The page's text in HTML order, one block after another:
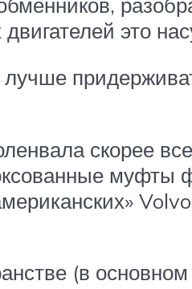
это
лучше
скорее
муфты
(в основном